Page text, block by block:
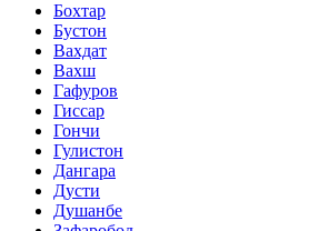
Бохтар
Бустон
Вахдат
Вахш
Гафуров
Гиссар
Гончи
Гулистон
Дангара
Дусти
Душанбе